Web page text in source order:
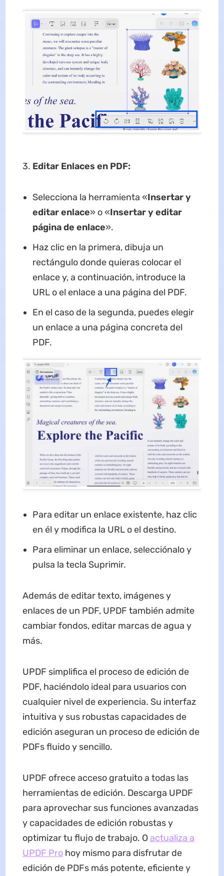
3. Editar Enlaces en PDF:
Selecciona la herramienta «Insertar y
editar enlace» o «Insertar y editar
página de enlace».
Haz clic en la primera, dibuja un
rectángulo donde quieras colocar el
enlace y, a continuación, introduce la
URL o el enlace a una página del PDF.
En el caso de la segunda, puedes elegir
un enlace a una página concreta del
PDF.
Para editar un enlace existente, haz clic
en él y modifica la URL o el destino.
Para eliminar un enlace, selecciónalo y
pulsa la tecla Suprimir.
Además de editar texto, imágenes y
enlaces de un PDF, UPDF también admite
cambiar fondos, editar marcas de agua y
más.
UPDF simplifica el proceso de edición de
PDF, haciéndolo ideal para usuarios con
cualquier nivel de experiencia. Su interfaz
intuitiva y sus robustas capacidades de
edición aseguran un proceso de edición de
PDFs fluido y sencillo.
UPDF ofrece acceso gratuito a todas las
herramientas de edición. Descarga UPDF
para aprovechar sus funciones avanzadas
y capacidades de edición robustas y
optimizar tu flujo de trabajo. Oactualiza a
UPDF Prohoy mismo para disfrutar de
edición de PDFs más potente, eficiente y